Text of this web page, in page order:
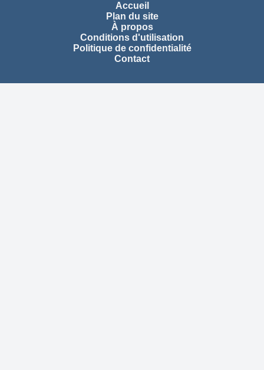
Accueil
Plan du site
À propos
Conditions d'utilisation
Politique de confidentialité
Contact